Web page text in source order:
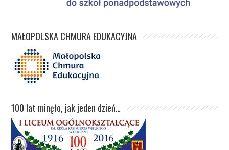
MAŁOPOLSKA CHMURA EDUKACYJNA
100 lat minęło, jak jeden dzień…